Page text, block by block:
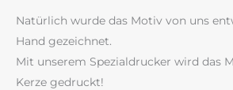
Natürlich wurde das Motiv von uns
Hand gezeichnet.
Mit unserem Spezialdrucker wird das
Kerze gedruckt!